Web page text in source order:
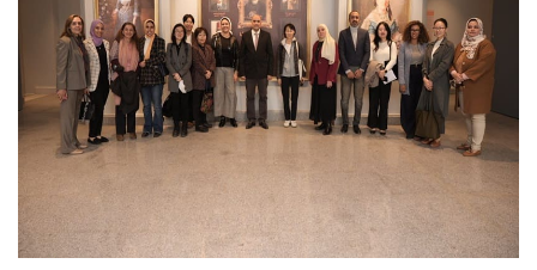
تواصل معنا
الطلاب
هيئة التدريس
الدراسات العليا